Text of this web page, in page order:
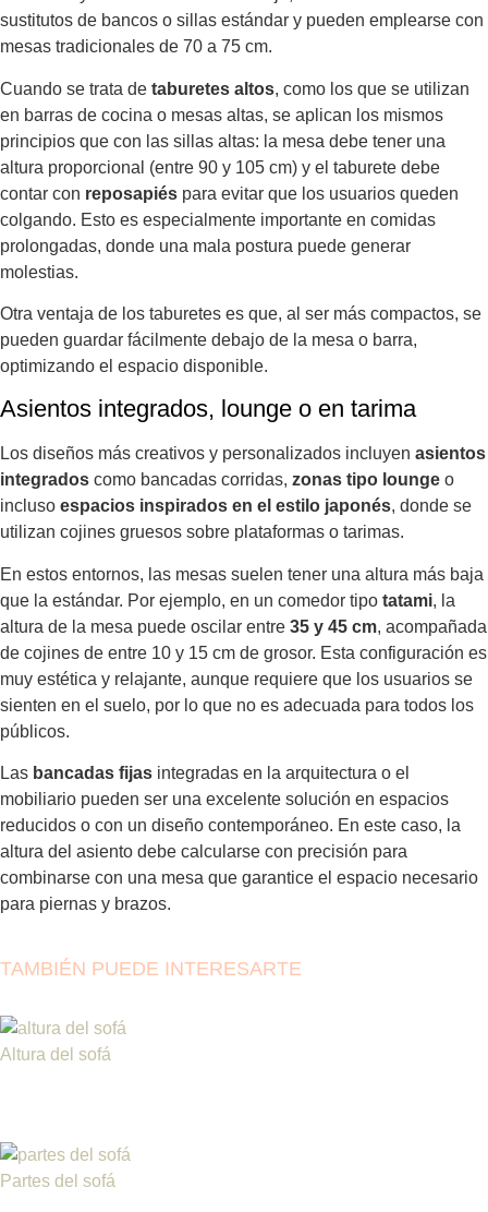
sustitutos de bancos o sillas estándar y pueden emplearse con
mesas tradicionales de 70 a 75 cm.
Cuando se trata de taburetes altos, como los que se utilizan
en barras de cocina o mesas altas, se aplican los mismos
principios que con las sillas altas: la mesa debe tener una
altura proporcional (entre 90 y 105 cm) y el taburete debe
contar con reposapiés para evitar que los usuarios queden
colgando. Esto es especialmente importante en comidas
prolongadas, donde una mala postura puede generar
molestias.
Otra ventaja de los taburetes es que, al ser más compactos, se
pueden guardar fácilmente debajo de la mesa o barra,
optimizando el espacio disponible.
Asientos integrados, lounge o en tarima
Los diseños más creativos y personalizados incluyen asientos
integrados como bancadas corridas, zonas tipo lounge o
incluso espacios inspirados en el estilo japonés, donde se
utilizan cojines gruesos sobre plataformas o tarimas.
En estos entornos, las mesas suelen tener una altura más baja
que la estándar. Por ejemplo, en un comedor tipo tatami, la
altura de la mesa puede oscilar entre 35 y 45 cm, acompañada
de cojines de entre 10 y 15 cm de grosor. Esta configuración es
muy estética y relajante, aunque requiere que los usuarios se
sienten en el suelo, por lo que no es adecuada para todos los
públicos.
Las bancadas fijas integradas en la arquitectura o el
mobiliario pueden ser una excelente solución en espacios
reducidos o con un diseño contemporáneo. En este caso, la
altura del asiento debe calcularse con precisión para
combinarse con una mesa que garantice el espacio necesario
para piernas y brazos.
TAMBIÉN PUEDE INTERESARTE
Altura del sofá
Partes del sofá